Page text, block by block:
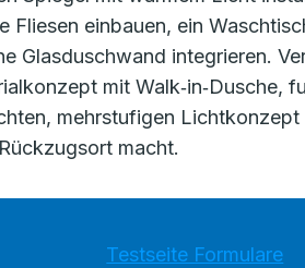
Fliesen einbauen, ein
Glasduschwand integrieren.
mit Walk‑in‑Dusche,
mehrstufigen
macht.
Testseite Formulare